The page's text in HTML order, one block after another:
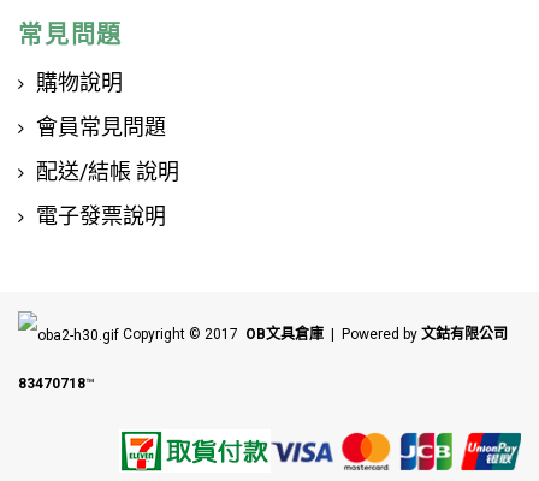
常見問題
購物說明
會員常見問題
配送/結帳 說明
電子發票說明
Copyright © 2017 OB文具倉庫 | Powered by 文鈷有限公司
83470718™